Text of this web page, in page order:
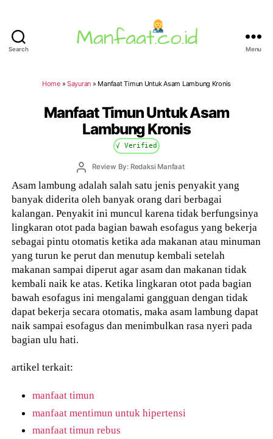
Search Menu
Home» Sayuran » Manfaat Timun Untuk Asam Lambung Kronis
Manfaat Timun Untuk Asam
Lambung Kronis
√ Verified
PostReview By: Redaksi Manfaat
Asam lambung adalah salah satu jenis penyakit yang
banyak diderita oleh banyak orang dari berbagai
kalangan. Penyakit ini muncul karena tidak berfungsinya
lingkaran otot pada bagian bawah esofagus yang bekerja
sebagai pintu otomatis ketika ada makanan atau minuman
yang turun ke perut dan menutup kembali setelah
makanan sampai diperut agar asam dan makanan tidak
kembali naik ke atas. Ketika lingkaran otot pada bagian
bawah esofagus ini mengalami gangguan dengan tidak
dapat bekerja secara otomatis, maka asam lambung dapat
naik sampai esofagus dan menimbulkan rasa nyeri pada
bagian ulu hati.
artikel terkait:
manfaat timun
manfaat mentimun untuk hipertensi
manfaat timun rebus